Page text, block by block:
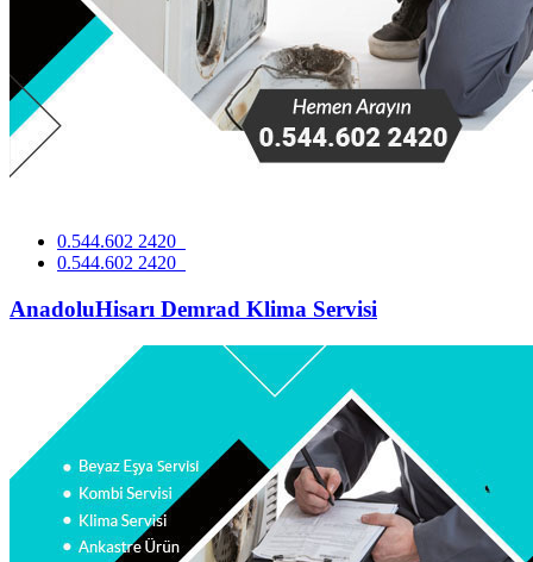
0.544.602 2420
0.544.602 2420
AnadoluHisarı Demrad Klima Servisi